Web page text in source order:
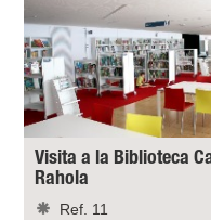
Visita a la Biblioteca
Rahola
Ref. 11